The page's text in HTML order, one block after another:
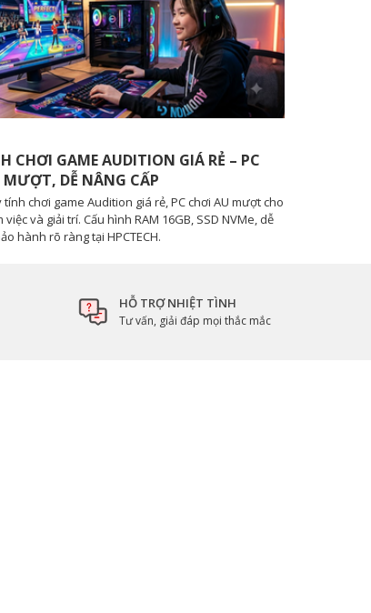
CHƠI GAME AUDITION GIÁ RẺ – PC
MƯỢT, DỄ NÂNG CẤP
tính chơi game Audition giá rẻ, PC chơi AU mượt cho
việc và giải trí. Cấu hình RAM 16GB, SSD NVMe, dễ
hành rõ ràng tại HPCTECH.
HỖ TRỢ NHIỆT TÌNH
Tư vấn, giải đáp mọi thắc mắc